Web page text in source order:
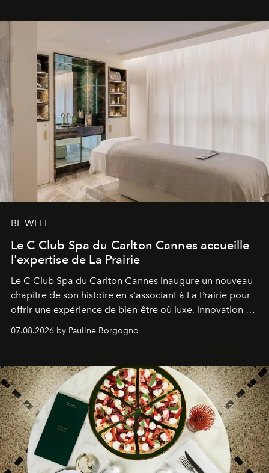
BE WELL
Le C Club Spa du Carlton Cannes accueille
l'expertise de La Prairie
Le C Club Spa du Carlton Cannes inaugure un nouveau
chapitre de son histoire en s'associant à La Prairie pour
offrir une expérience de bien-être où luxe, innovation et
07.08.2026 by Pauline Borgogno